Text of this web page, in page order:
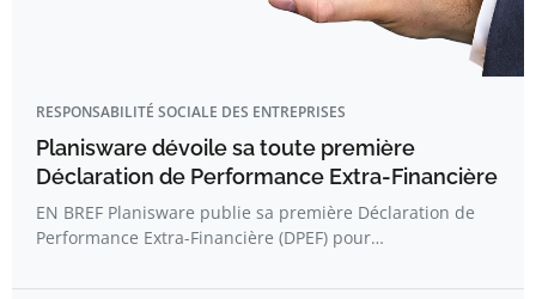
RESPONSABILITÉ SOCIALE DES ENTREPRISES
Planisware dévoile sa toute première
Déclaration de Performance Extra-Financière
EN BREF Planisware publie sa première Déclaration de
Performance Extra-Financière (DPEF) pour…